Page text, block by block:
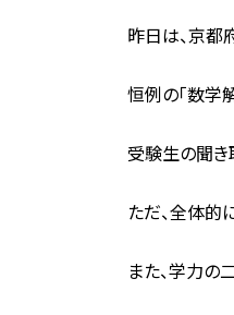
昨日は、京都
恒例の「数学
受験生の聞き
ただ、全体的
また、学力の